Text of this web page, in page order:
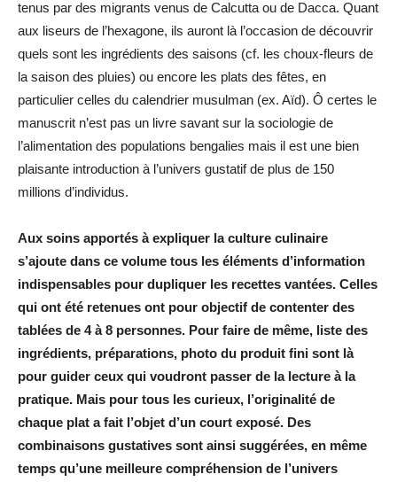
tenus par des migrants venus de Calcutta ou de Dacca. Quant
aux liseurs de l’hexagone, ils auront là l’occasion de découvrir
quels sont les ingrédients des saisons (cf. les choux-fleurs de
la saison des pluies) ou encore les plats des fêtes, en
particulier celles du calendrier musulman (ex. Aïd). Ô certes le
manuscrit n’est pas un livre savant sur la sociologie de
l’alimentation des populations bengalies mais il est une bien
plaisante introduction à l’univers gustatif de plus de 150
millions d’individus.
Aux soins apportés à expliquer la culture culinaire
s’ajoute dans ce volume tous les éléments d’information
indispensables pour dupliquer les recettes vantées. Celles
qui ont été retenues ont pour objectif de contenter des
tablées de 4 à 8 personnes. Pour faire de même, liste des
ingrédients, préparations, photo du produit fini sont là
pour guider ceux qui voudront passer de la lecture à la
pratique. Mais pour tous les curieux, l’originalité de
chaque plat a fait l’objet d’un court exposé. Des
combinaisons gustatives sont ainsi suggérées, en même
temps qu’une meilleure compréhension de l’univers